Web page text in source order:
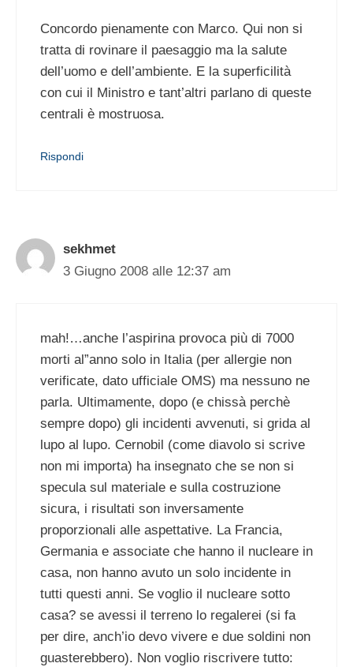
Concordo pienamente con Marco. Qui non si
tratta di rovinare il paesaggio ma la salute
dell’uomo e dell’ambiente. E la superficilità
con cui il Ministro e tant’altri parlano di queste
centrali è mostruosa.
Rispondi
sekhmet
3 Giugno 2008 alle 12:37 am
mah!…anche l’aspirina provoca più di 7000
morti al”anno solo in Italia (per allergie non
verificate, dato ufficiale OMS) ma nessuno ne
parla. Ultimamente, dopo (e chissà perchè
sempre dopo) gli incidenti avvenuti, si grida al
lupo al lupo. Cernobil (come diavolo si scrive
non mi importa) ha insegnato che se non si
specula sul materiale e sulla costruzione
sicura, i risultati son inversamente
proporzionali alle aspettative. La Francia,
Germania e associate che hanno il nucleare in
casa, non hanno avuto un solo incidente in
tutti questi anni. Se voglio il nucleare sotto
casa? se avessi il terreno lo regalerei (si fa
per dire, anch’io devo vivere e due soldini non
guasterebbero). Non voglio riscrivere tutto: